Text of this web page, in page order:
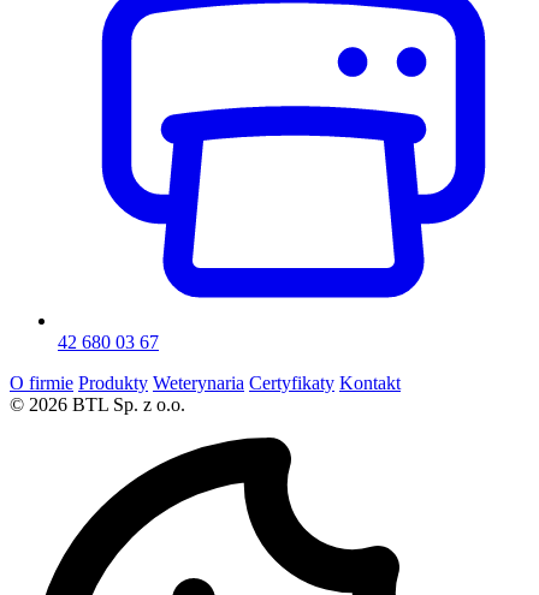
42 680 03 67
O firmie Produkty Weterynaria Certyfikaty Kontakt
© 2026 BTL Sp. z o.o.